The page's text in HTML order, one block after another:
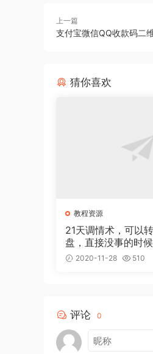
上一篇
支付宝微信QQ收款码二
猜你喜欢
教程资源
21天调情术，可以
盘，直接没事的时
身狗好好学习！
2020-11-28 510
评论 0